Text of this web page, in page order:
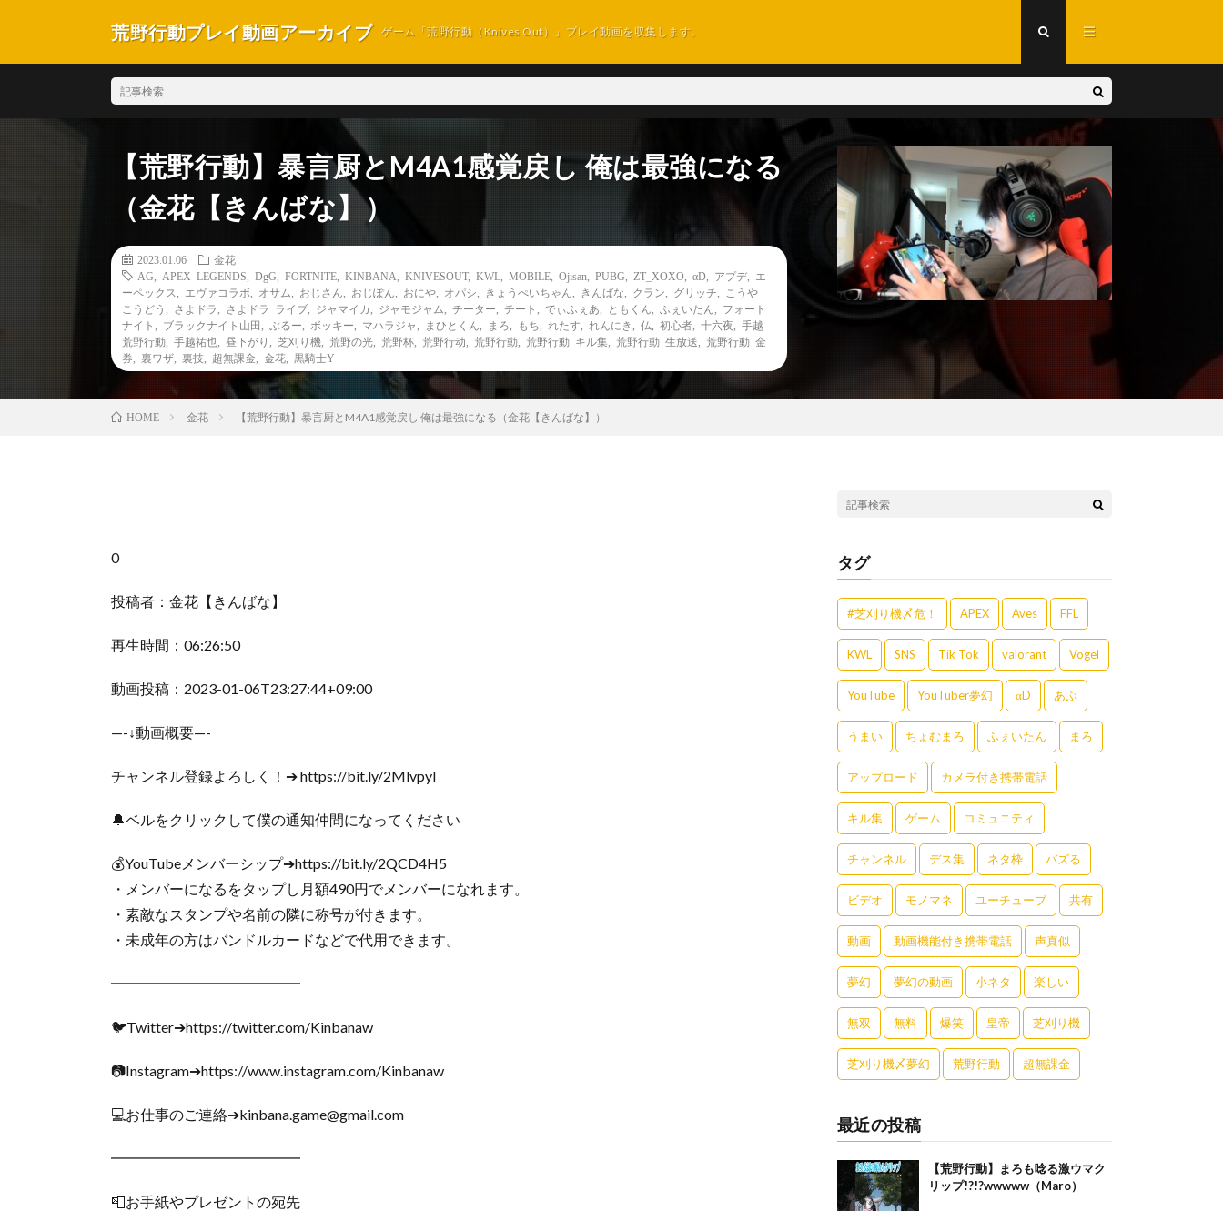
荒野行動プレイ動画アーカイブ ゲーム「荒野行動（Knives Out）」プレイ動画を収集します。
【荒野行動】暴言厨とM4A1感覚戻し 俺は最強になる
（金花【きんばな】）
2023.01.06
金花
AG
APEX LEGENDS DgG FORTNITE KINBANA KNIVESOUT, KWL MOBILE Ojisan PUBG ZT_XOXO αD アプデ,
エ
ーペックス
エヴァコラボ オサム おじさん おじぽん おにや オパシ きょうぺいちゃん きんばな クラン グリッチ
こうや
こうどう
さよドラ さよドラ ライブ ジャマイカ ジャモジャム チーター チート でぃふぇあ ともくん ふぇいたん
フォート
ナイト
ブラックナイト山田 ぶるー ボッキー マハラジャ まひとくん まろ もち れたす れんにき 仏 初心者 十六夜
手越
荒野行動
手越祐也 昼下がり 芝刈り機 荒野の光 荒野杯 荒野行动 荒野行動 荒野行動 キル集 荒野行動 生放送
荒野行動 金
券
裏ワザ 裏技 超無課金 金花 黒騎士Y
HOME 金花 【荒野行動】暴言厨とM4A1感覚戻し 俺は最強になる（金花【きんばな】）
0
投稿者：金花【きんばな】
再生時間：06:26:50
動画投稿：2023-01-06T23:27:44+09:00
—-↓動画概要—-
チャンネル登録よろしく！➔ https://bit.ly/2Mlvpyl
🔔ベルをクリックして僕の通知仲間になってください
💰YouTubeメンバーシップ➔https://bit.ly/2QCD4H5
・メンバーになるをタップし月額490円でメンバーになれます。
・素敵なスタンプや名前の隣に称号が付きます。
・未成年の方はバンドルカードなどで代用できます。
━━━━━━━━━━━━━
🐦Twitter➔https://twitter.com/Kinbanaw
📷Instagram➔https://www.instagram.com/Kinbanaw
💻お仕事のご連絡➔kinbana.game@gmail.com
━━━━━━━━━━━━━
📮お手紙やプレゼントの宛先
タグ
#芝刈り機〆危！ APEX Aves FFL
KWL SNS Tik Tok valorant Vogel
YouTube YouTuber夢幻 αD あぶ
うまい ちょむまろ ふぇいたん まろ
アップロード カメラ付き携帯電話
キル集 ゲーム コミュニティ
チャンネル デス集 ネタ枠 バズる
ビデオ モノマネ ユーチューブ 共有
動画 動画機能付き携帯電話 声真似
夢幻 夢幻の動画 小ネタ 楽しい
無双 無料 爆笑 皇帝 芝刈り機
芝刈り機〆夢幻 荒野行動 超無課金
最近の投稿
【荒野行動】まろも唸る激ウマク
リップ!?!?wwwww（Maro）